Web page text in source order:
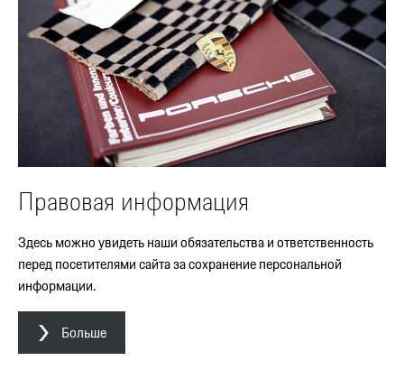
Правовая информация
Здесь можно увидеть наши обязательства и ответственность
перед посетителями сайта за сохранение персональной
информации.
Больше